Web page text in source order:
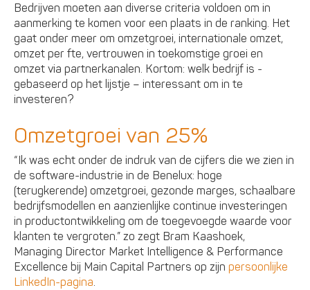
Bedrijven moeten aan diverse criteria voldoen om in
aanmerking te komen voor een plaats in de ranking. Het
gaat onder meer om omzetgroei, internationale omzet,
omzet per fte, vertrouwen in toekomstige groei en
omzet via partnerkanalen. Kortom: welk bedrijf is -
gebaseerd op het lijstje – interessant om in te
investeren?
Omzetgroei van 25%
“Ik was echt onder de indruk van de cijfers die we zien in
de software-industrie in de Benelux: hoge
(terugkerende) omzetgroei, gezonde marges, schaalbare
bedrijfsmodellen en aanzienlijke continue investeringen
in productontwikkeling om de toegevoegde waarde voor
klanten te vergroten.” zo zegt Bram Kaashoek,
Managing Director Market Intelligence & Performance
Excellence bij Main Capital Partners op zijnpersoonlijke
LinkedIn-pagina.